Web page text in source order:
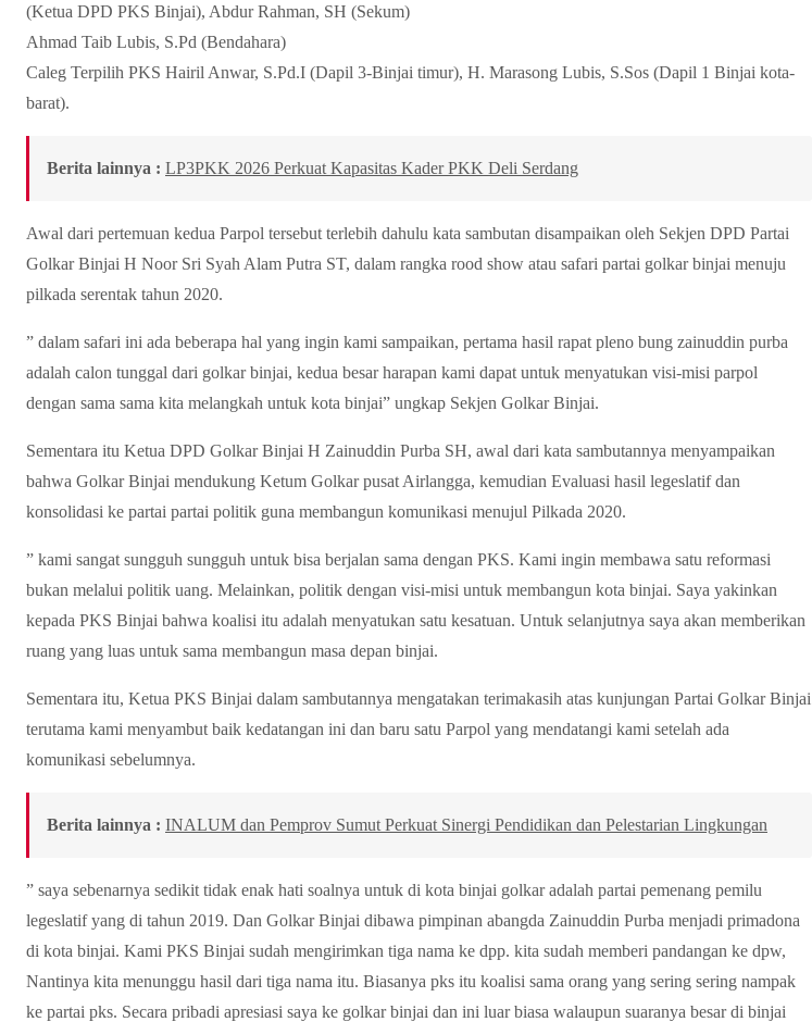
(Ketua DPD PKS Binjai), Abdur Rahman, SH (Sekum)
Ahmad Taib Lubis, S.Pd (Bendahara)
Caleg Terpilih PKS Hairil Anwar, S.Pd.I (Dapil 3-Binjai timur), H. Marasong Lubis, S.Sos (Dapil 1 Binjai kota-
barat).
Berita lainnya : LP3PKK 2026 Perkuat Kapasitas Kader PKK Deli Serdang
Awal dari pertemuan kedua Parpol tersebut terlebih dahulu kata sambutan disampaikan oleh Sekjen DPD Partai
Golkar Binjai H Noor Sri Syah Alam Putra ST, dalam rangka rood show atau safari partai golkar binjai menuju
pilkada serentak tahun 2020.
” dalam safari ini ada beberapa hal yang ingin kami sampaikan, pertama hasil rapat pleno bung zainuddin purba
adalah calon tunggal dari golkar binjai, kedua besar harapan kami dapat untuk menyatukan visi-misi parpol
dengan sama sama kita melangkah untuk kota binjai” ungkap Sekjen Golkar Binjai.
Sementara itu Ketua DPD Golkar Binjai H Zainuddin Purba SH, awal dari kata sambutannya menyampaikan
bahwa Golkar Binjai mendukung Ketum Golkar pusat Airlangga, kemudian Evaluasi hasil legeslatif dan
konsolidasi ke partai partai politik guna membangun komunikasi menujul Pilkada 2020.
” kami sangat sungguh sungguh untuk bisa berjalan sama dengan PKS. Kami ingin membawa satu reformasi
bukan melalui politik uang. Melainkan, politik dengan visi-misi untuk membangun kota binjai. Saya yakinkan
kepada PKS Binjai bahwa koalisi itu adalah menyatukan satu kesatuan. Untuk selanjutnya saya akan memberikan
ruang yang luas untuk sama membangun masa depan binjai.
Sementara itu, Ketua PKS Binjai dalam sambutannya mengatakan terimakasih atas kunjungan Partai Golkar Binjai
terutama kami menyambut baik kedatangan ini dan baru satu Parpol yang mendatangi kami setelah ada
komunikasi sebelumnya.
Berita lainnya : INALUM dan Pemprov Sumut Perkuat Sinergi Pendidikan dan Pelestarian Lingkungan
” saya sebenarnya sedikit tidak enak hati soalnya untuk di kota binjai golkar adalah partai pemenang pemilu
legeslatif yang di tahun 2019. Dan Golkar Binjai dibawa pimpinan abangda Zainuddin Purba menjadi primadona
di kota binjai. Kami PKS Binjai sudah mengirimkan tiga nama ke dpp. kita sudah memberi pandangan ke dpw,
Nantinya kita menunggu hasil dari tiga nama itu. Biasanya pks itu koalisi sama orang yang sering sering nampak
ke partai pks. Secara pribadi apresiasi saya ke golkar binjai dan ini luar biasa walaupun suaranya besar di binjai